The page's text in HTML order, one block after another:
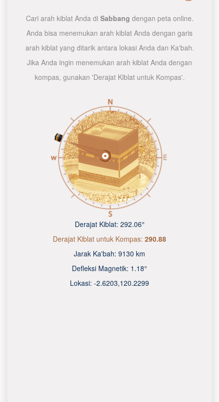
Cari arah kiblat Anda di Sabbang dengan peta online.
Anda bisa menemukan arah kiblat Anda dengan garis
arah kiblat yang ditarik antara lokasi Anda dan Ka'bah.
Jika Anda ingin menemukan arah kiblat Anda dengan
kompas, gunakan 'Derajat Kiblat untuk Kompas'.
Derajat Kiblat: 292.06°
Derajat Kiblat untuk Kompas: 290.88
Jarak Ka'bah: 9130 km
Defleksi Magnetik: 1.18°
Lokasi: -2.6203,120.2300